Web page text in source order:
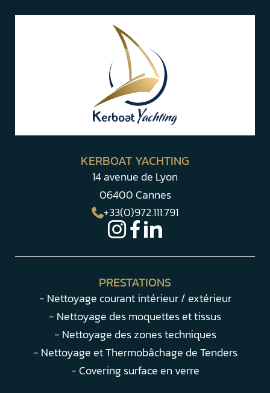
KERBOAT YACHTING
14 avenue de Lyon
06400 Cannes
+33(0)972.111.791
PRESTATIONS
- Nettoyage courant intérieur / extérieur
- Nettoyage des moquettes et tissus
- Nettoyage des zones techniques
- Nettoyage et Thermobâchage de Tenders
- Covering surface en verre